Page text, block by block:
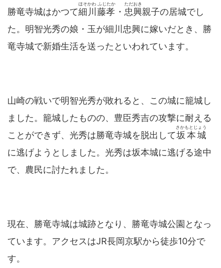
勝竜寺城はかつて細川藤孝
ほそかわ ふじたか
・ 忠興
ただおき
親子の居城でし
た。明智光秀の娘・玉が細川忠興に嫁いだとき、勝
竜寺城で新婚生活を送ったといわれています。
山崎の戦いで明智光秀が敗れると、この城に籠城し
ました。籠城したものの、豊臣秀吉の攻撃に耐える
ことができず、光秀は勝竜寺城を脱出して坂本城
さかもとじょう
に逃げようとしました。光秀は坂本城に逃げる途中
で、農民に討たれました。
現在、勝竜寺城は城跡となり、勝竜寺城公園となっ
ています。アクセスはJR長岡京駅から徒歩10分で
す。